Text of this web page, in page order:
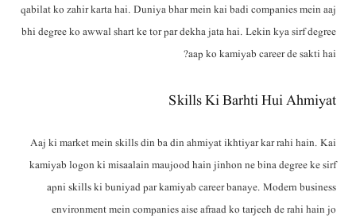
qabilat ko zahir karta hai. Duniya bhar mein kai badi companies mein aaj
bhi degree ko awwal shart ke tor par dekha jata hai. Lekin kya sirf degree
aap ko kamiyab career de sakti hai?
Skills Ki Barhti Hui Ahmiyat
Aaj ki market mein skills din ba din ahmiyat ikhtiyar kar rahi hain. Kai
kamiyab logon ki misaalain maujood hain jinhon ne bina degree ke sirf
apni skills ki buniyad par kamiyab career banaye. Modern business
environment mein companies aise afraad ko tarjeeh de rahi hain jo